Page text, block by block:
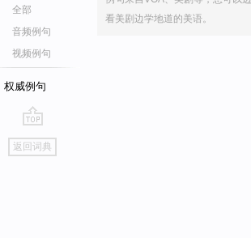
全部
音频例句
视频例句
权威例句
go
top
返回词典
看美剧边学地道的美语。